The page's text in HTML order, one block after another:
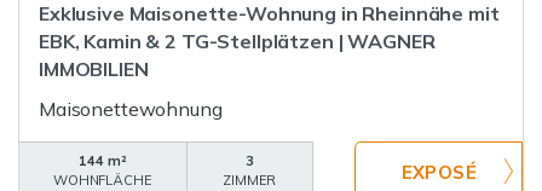
Exklusive Maisonette-Wohnung in Rheinnähe mit
EBK, Kamin & 2 TG-Stellplätzen | WAGNER
IMMOBILIEN
Maisonettewohnung
144 m²
WOHNFLÄCHE
3
ZIMMER